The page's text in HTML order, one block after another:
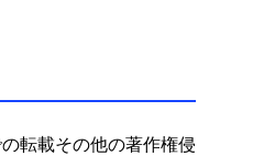
転載その他の著作権侵